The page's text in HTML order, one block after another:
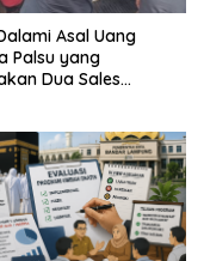
Asal Uang
Palsu yang
Dua Sales